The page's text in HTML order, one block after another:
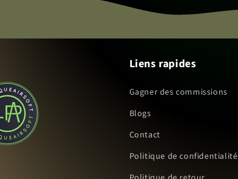
Liens rapides
Gagner des commissions
Blogs
Contact
Politique de confidentialité